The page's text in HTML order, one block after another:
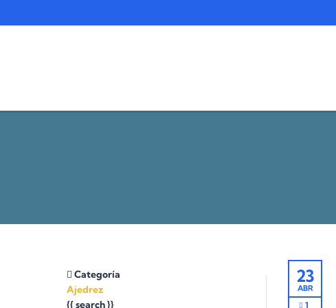
23
ABR
1
Categoría
Ajedrez
{{ search }}